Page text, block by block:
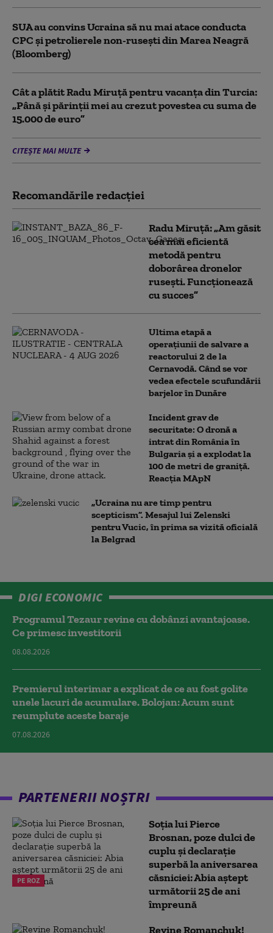
SUA au convins Ucraina să nu mai atace conducta
CPC şi petrolierele non-ruseşti din Marea Neagră
(Bloomberg)
Cât a plătit Radu Miruță pentru vacanța din Turcia:
„Până și părinții mei au crezut povestea cu suma de
15.000 de euro”
CITEȘTE MAI MULTE
Recomandările redacţiei
Radu Miruță: „Am găsit
cea mai eficientă
metodă pentru
doborârea dronelor
rusești. Funcționează
cu succes”
Ultima etapă a
operațiunii de salvare a
reactorului 2 de la
Cernavodă. Când se vor
vedea efectele scufundării
barjelor în Dunăre
Incident grav de
securitate: O dronă a
intrat din România în
Bulgaria şi a explodat la
100 de metri de graniţă.
Reacția MApN
„Ucraina nu are timp pentru
scepticism”. Mesajul lui Zelenski
pentru Vucic, în prima sa vizită oficială
la Belgrad
DIGI ECONOMIC
Programul Tezaur revine cu dobânzi avantajoase.
Ce primesc investitorii
08.08.2026
Premierul interimar a explicat de ce au fost golite
unele lacuri de acumulare. Bolojan: Acum sunt
reumplute aceste baraje
07.08.2026
PARTENERII NOȘTRI
PE ROZ
Soția lui Pierce
Brosnan, poze dulci de
cuplu și declarație
superbă la aniversarea
căsniciei: Abia aștept
următorii 25 de ani
împreună
Revine Romanchuk!